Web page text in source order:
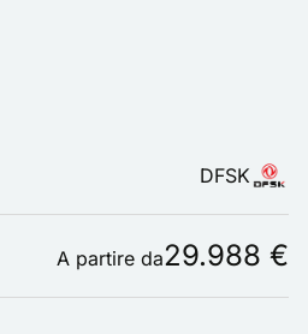
DFSK
A partire da29.988 €